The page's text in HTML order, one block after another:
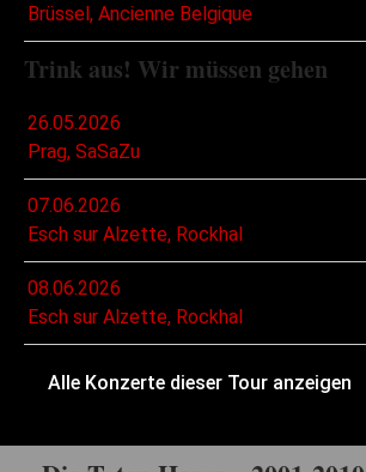
Brüssel, Ancienne Belgique
Trink aus! Wir müssen gehen
26.05.2026
Prag, SaSaZu
07.06.2026
Esch sur Alzette, Rockhal
08.06.2026
Esch sur Alzette, Rockhal
Alle Konzerte dieser Tour anzeigen